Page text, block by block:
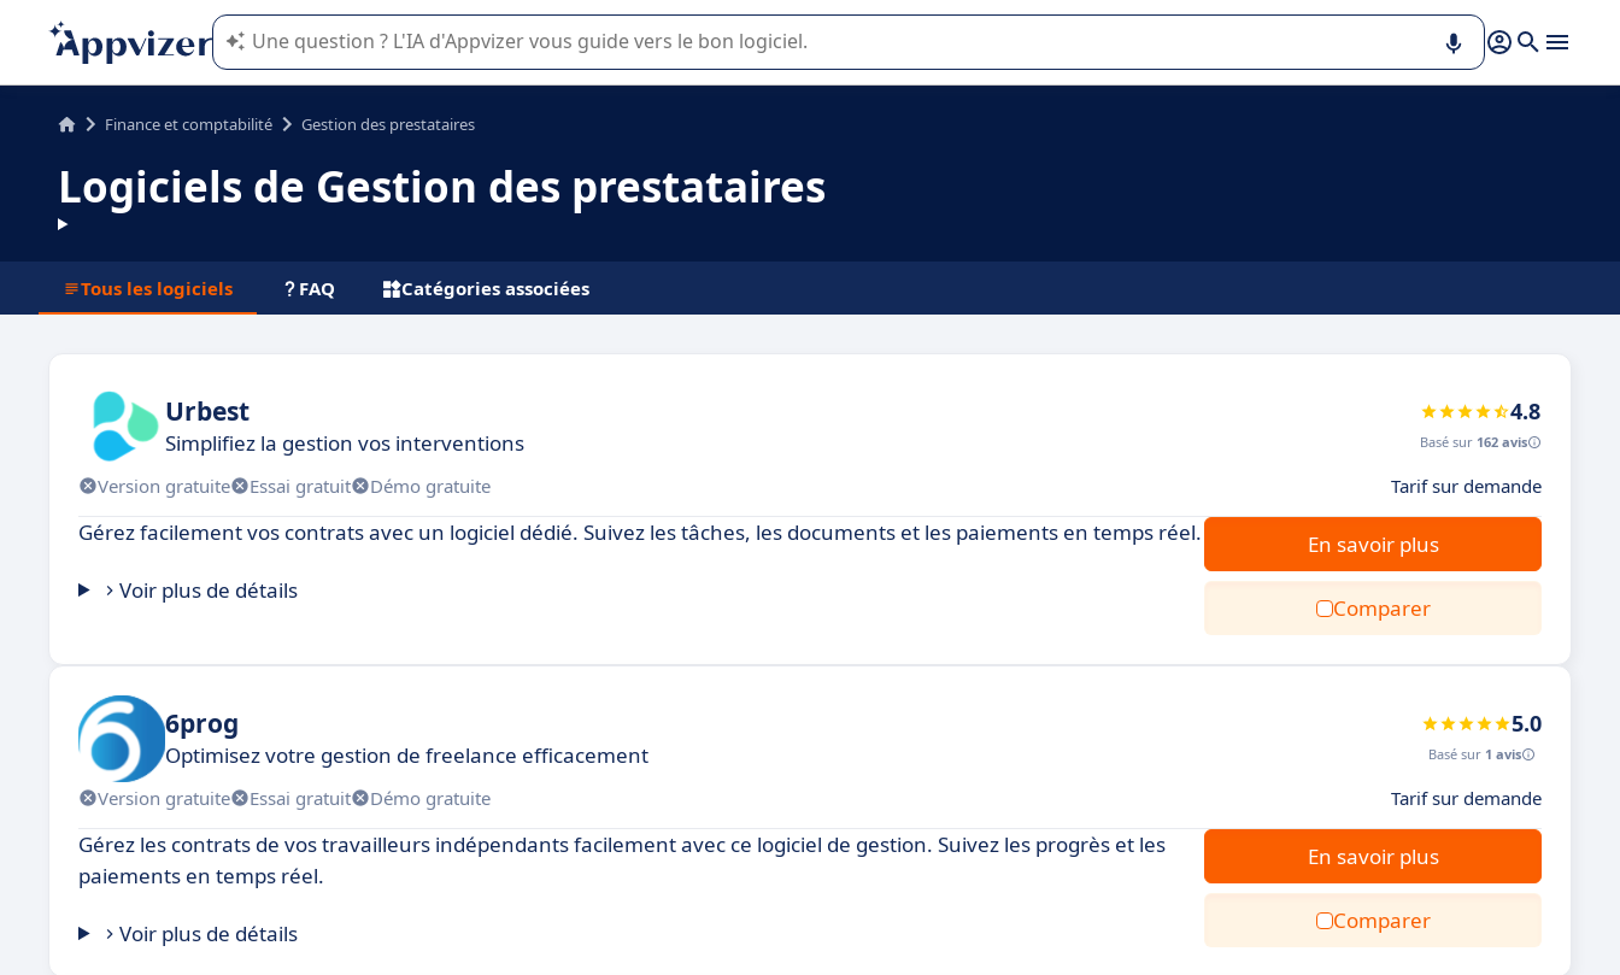
L'IA de Appvizer vous guide dans l'utilisation ou la sélection de logiciel SaaS en entreprise.
Finance et comptabilité Gestion des prestataires
Logiciels de Gestion des prestataires
Tous les logiciels FAQ Catégories associées
Urbest
Simplifiez la gestion vos interventions
4.8
Basé sur 162 avis
Version gratuite Essai gratuit Démo gratuite Tarif sur demande
Gérez facilement vos contrats avec un logiciel dédié. Suivez les tâches, les documents et les paiements en temps réel.
Voir plus de détails
En savoir plus
Comparer
6prog
Optimisez votre gestion de freelance efficacement
5.0
Basé sur 1 avis
Version gratuite Essai gratuit Démo gratuite Tarif sur demande
Gérez les contrats de vos travailleurs indépendants facilement avec ce logiciel de gestion. Suivez les progrès et les
paiements en temps réel.
Voir plus de détails
En savoir plus
Comparer